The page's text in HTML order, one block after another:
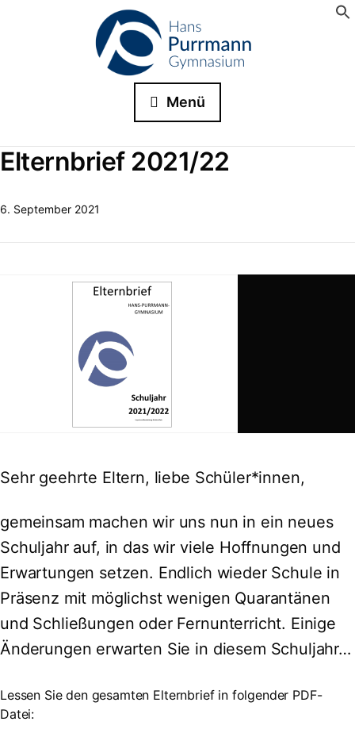
Menü
Elternbrief 2021/22
6. September 2021
Sehr geehrte Eltern, liebe Schüler*innen,
gemeinsam machen wir uns nun in ein neues
Schuljahr auf, in das wir viele Hoffnungen und
Erwartungen setzen. Endlich wieder Schule in
Präsenz mit möglichst wenigen Quarantänen
und Schließungen oder Fernunterricht. Einige
Änderungen erwarten Sie in diesem Schuljahr…
Lessen Sie den gesamten Elternbrief in folgender PDF-
Datei: